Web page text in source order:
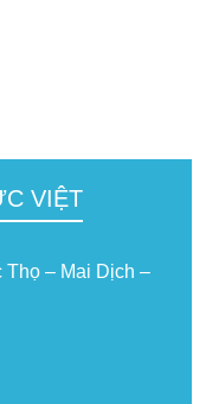
VIỆT
– Mai Dịch –